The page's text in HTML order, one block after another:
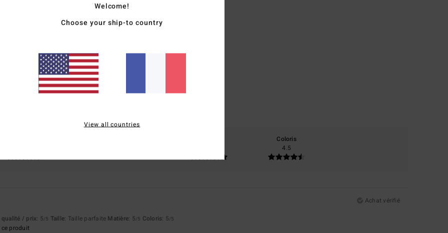
4.5
qualité / prix
Coloris
4.5
Achat vérifié
qualité / prix: 5/5 Taille: Taille parfaite Matière: 5/5 Coloris: 5/5
produit
Welcome!
Choose your ship-to country
View all countries